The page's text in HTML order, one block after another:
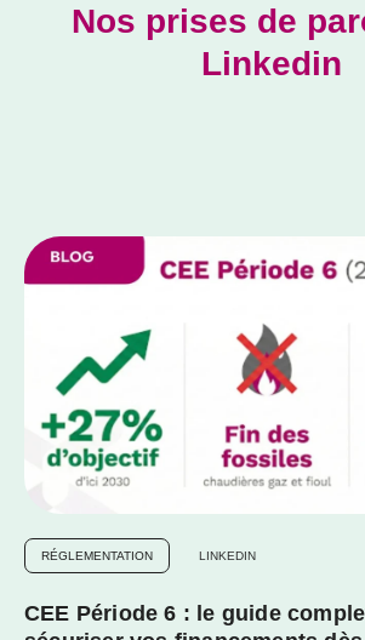
Nos prises de
Linkedin
RÉGLEMENTATION LINKEDIN
CEE Période 6 : le guide